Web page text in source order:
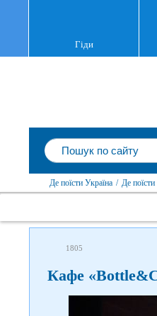
Гіди
Де поїсти Україна / Де
1805
Кафе